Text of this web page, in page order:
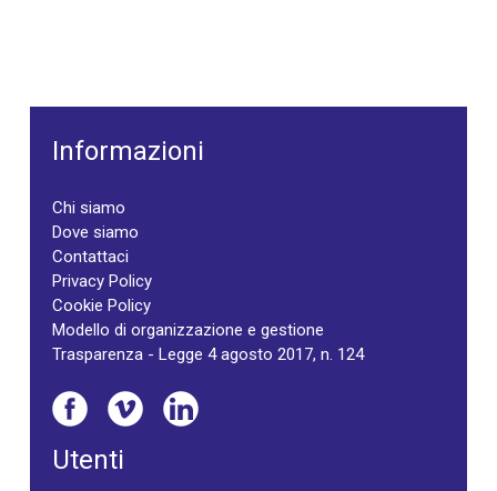
Informazioni
Chi siamo
Dove siamo
Contattaci
Privacy Policy
Cookie Policy
Modello di organizzazione e gestione
Trasparenza - Legge 4 agosto 2017, n. 124
Utenti